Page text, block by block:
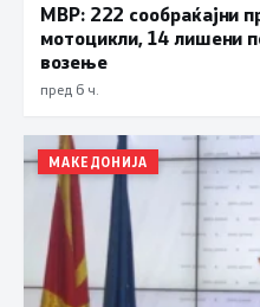
МВР: 222 сообраќајни
мотоцикли, 14 лишени
возење
пред 6 ч.
МАКЕДОНИЈА